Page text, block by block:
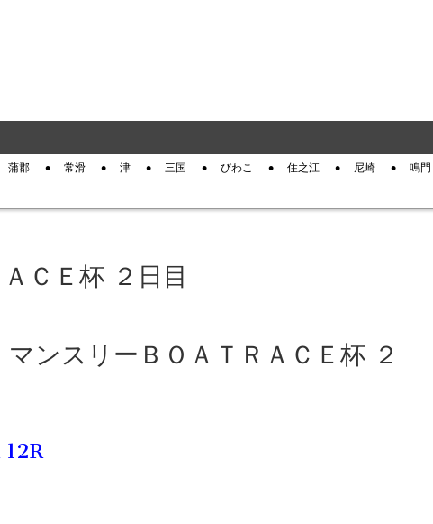
蒲郡 常滑 津 三国 びわこ 住之江 尼崎 鳴門
ＣＥ杯 ２日目
ンスリーＢＯＡＴＲＡＣＥ杯 ２
12R